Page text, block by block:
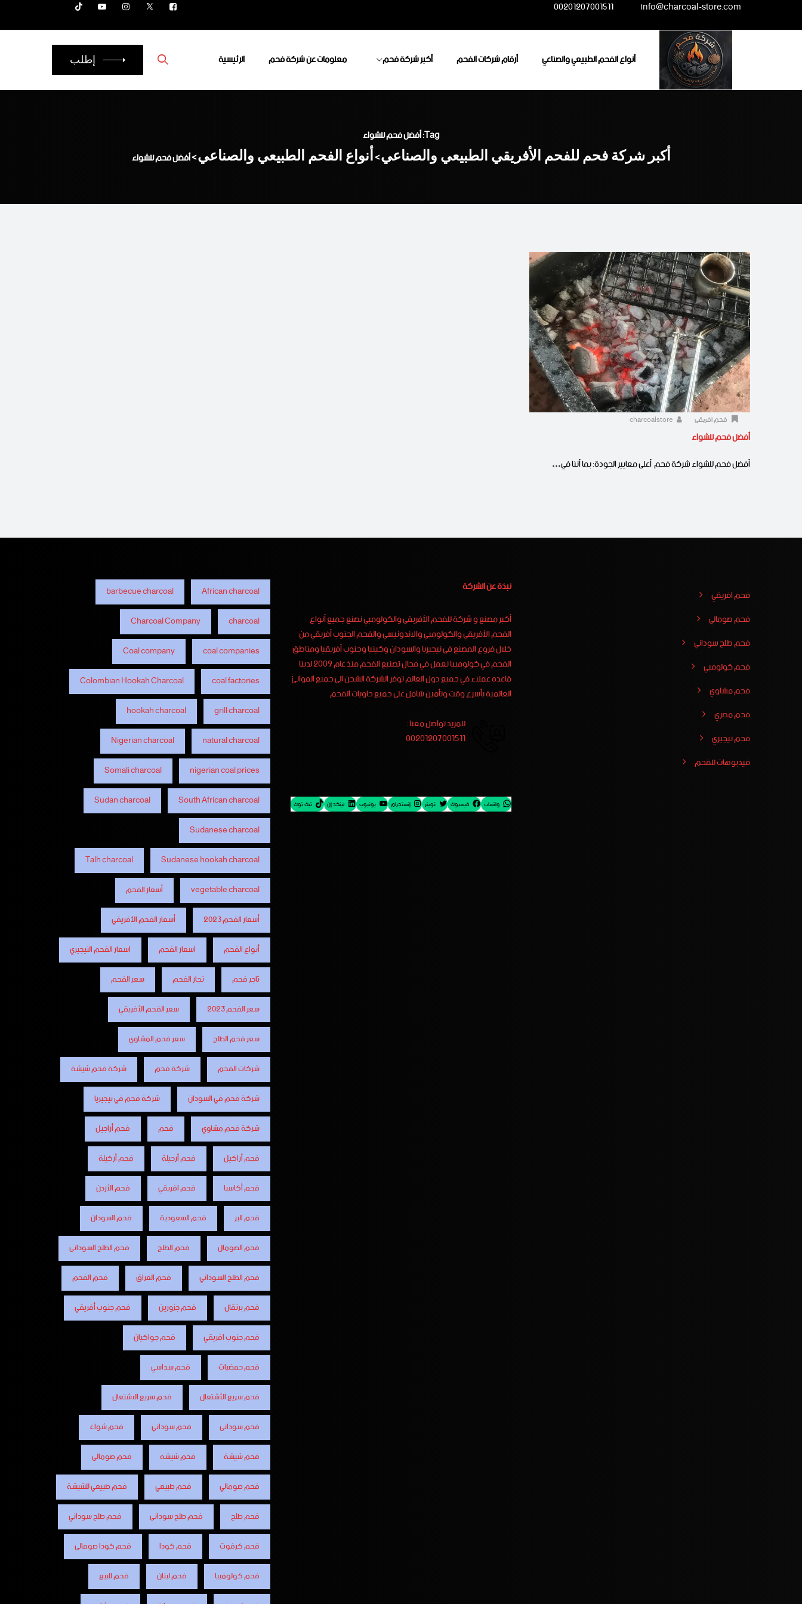
content
info@charcoal-store.com
00201207001511
الرئيسية معلومات عن شركة فحم أكبر شركة فحم أرقام شركات الفحم أنواع الفحم الطبيعي والصناعي إطلب
Tag: أفضل فحم للشواء
أكبر شركة فحم للفحم الأفريقي الطبيعي والصناعي>أنواع الفحم الطبيعي والصناعي>أفضل فحم للشواء
فحم افريقي
أفضل فحم للشواء
أفضل فحم للشواء شركة فحم أعلى معايير الجودة: بما أننا في…
فحم افريقي
فحم صومالي
فحم طلح سوداني
فحم كولومبي
فحم مشاوي
فحم مصري
فحم نيجيري
فيدبوهات للفحم
نبذة عن الشركة
أكبر مصنع و شركة للفحم الأفريقي والكولومبي نصنع جميع أنواع
الفحم الأفريقي والكولومبي والاندونيسي والفحم الجنوب أفريقي من
خلال فروع المصنع فى نيجيريا والسودان وكينيا وجنوب أفريقيا ومناطق
الفحم في كولومبيا نعمل في مجال تصنيع الفحم منذ عام 2009 لدينا
قاعده عملاء في جميع دول العالم توفر الشركة الشحن الى جميع الموانئ
العالمية بأسرع وقت وتأمين شامل على جميع حاويات الفحم
للمزيد تواصل معنا :
00201207001511
واتساب فيسبوك تويتر إنستجرام يوتيوب لينكد إن تيك توك
African charcoal
barbecue charcoal
charcoal
Charcoal Company
coal companies
Coal company
coal factories
Colombian Hookah Charcoal
grill charcoal
hookah charcoal
natural charcoal
Nigerian charcoal
nigerian coal prices
Somali charcoal
South African charcoal
Sudan charcoal
Sudanese charcoal
Sudanese hookah charcoal
Talh charcoal
vegetable charcoal
أسعار الفحم
أسعار الفحم 2023
أسعار الفحم الأفريقي
أنواع الفحم
اسعار الفحم
اسعار الفحم النيجيري
تاجر فحم
تجار الفحم
سعر الفحم
سعر الفحم 2023
سعر الفحم الأفريقي
سعر فحم الطلح
سعر فحم المشاوي
شركات الفحم
شركة فحم
شركة فحم شيشة
شركة فحم في السودان
شركة فحم في نيجيريا
شركة فحم مشاوي
فحم
فحم أراجيل
فحم أراكيل
فحم أرجيلة
فحم أركيلة
فحم أكاسيا
فحم افريقي
فحم الأردن
فحم البر
فحم السعودية
فحم السودان
فحم الصومال
فحم الطلح
فحم الطلح السودانى
فحم الطلح السوداني
فحم العراق
فحم الفحم
فحم برتقال
فحم جزورين
فحم جنوب أفريقي
فحم جنوب افريقي
فحم جواكيان
فحم حمضيات
فحم سداسي
فحم سريع الأشتعال
فحم سريع الاشتعال
فحم سودانى
فحم سوداني
فحم شواء
فحم شيشة
فحم شيشه
فحم صومالى
فحم صومالي
فحم طبيعي
فحم طبيعي للشيشة
فحم طلح
فحم طلح سودانى
فحم طلح سوداني
فحم كرفوت
فحم كودا
فحم كودا صومالى
فحم كولومبيا
فحم لبنان
فحم للبيع